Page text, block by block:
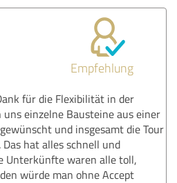
Empfehlung
für die Flexibilität in der
einzelne Bausteine aus einer
und insgesamt die Tour
hat alles schnell und
Unterkünfte waren alle toll,
würde man ohne Accept